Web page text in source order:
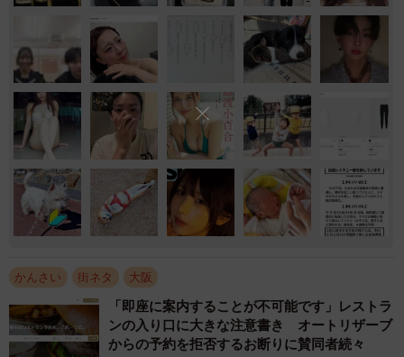
かんさい 街ネタ 大阪
「即座に案内することが不可能です」レストラ
ンの入り口に大きな注意書き オートリザーブ
からの予約を拒否するお断りに賛同者続々